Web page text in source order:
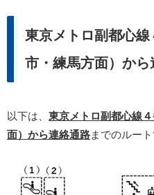
東京メトロ副都心
市・練馬方面）から
以下は、 東京メトロ副都心線
面）から連絡通路までのルート